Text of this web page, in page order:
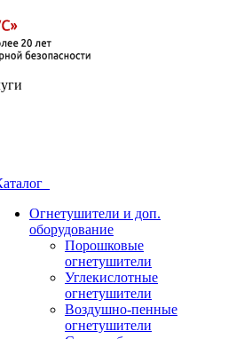
Огнетушители и доп.
оборудование
Порошковые
огнетушители
Углекислотные
огнетушители
Воздушно-пенные
огнетушители